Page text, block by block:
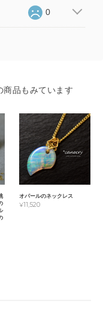
0
商品もみています
オパールのネックレス
¥11,520